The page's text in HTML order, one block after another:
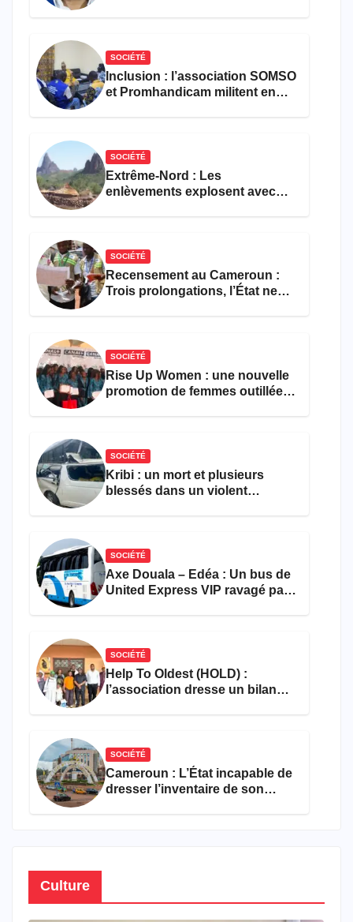
SOCIÉTÉ
Inclusion : l’association SOMSO
et Promhandicam militent en
SOCIÉTÉ
Extrême-Nord : Les
enlèvements explosent avec
SOCIÉTÉ
Recensement au Cameroun :
Trois prolongations, l’État ne
SOCIÉTÉ
Rise Up Women : une nouvelle
promotion de femmes outillées
SOCIÉTÉ
Kribi : un mort et plusieurs
blessés dans un violent
SOCIÉTÉ
Axe Douala – Edéa : Un bus de
United Express VIP ravagé par
SOCIÉTÉ
Help To Oldest (HOLD) :
l’association dresse un bilan
SOCIÉTÉ
Cameroun : L’État incapable de
dresser l’inventaire de son
Culture